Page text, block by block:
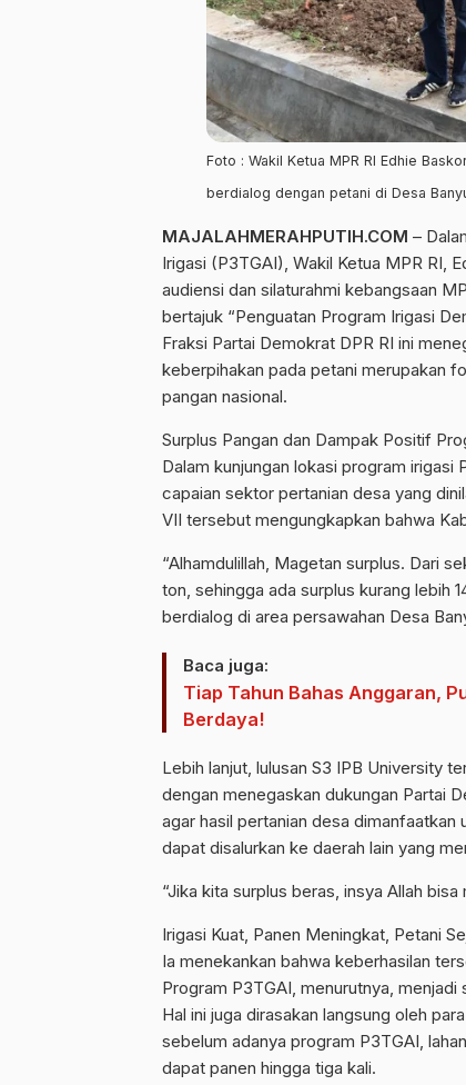
Foto : Wakil Ketua MPR RI Edhie
berdialog dengan petani di Desa
MAJALAHMERAHPUTIH.COM –
Irigasi (P3TGAI), Wakil Ketua MPR RI,
audiensi dan silaturahmi kebangsaan
bertajuk “Penguatan Program Irigasi
Fraksi Partai Demokrat DPR RI ini
keberpihakan pada petani merupakan
pangan nasional.
Surplus Pangan dan Dampak Positif
Dalam kunjungan lokasi program irigasi
capaian sektor pertanian desa yang
VII tersebut mengungkapkan bahwa
“Alhamdulillah, Magetan surplus. Dari
ton, sehingga ada surplus kurang lebih
berdialog di area persawahan Desa
Baca juga:
Tiap Tahun Bahas Anggaran,
Berdaya!
Lebih lanjut, lulusan S3 IPB University
dengan menegaskan dukungan Partai
agar hasil pertanian desa dimanfaatkan
dapat disalurkan ke daerah lain yang
“Jika kita surplus beras, insya Allah
Irigasi Kuat, Panen Meningkat, Petani
Ia menekankan bahwa keberhasilan
Program P3TGAI, menurutnya,
Hal ini juga dirasakan langsung oleh
sebelum adanya program P3TGAI,
dapat panen hingga tiga kali.